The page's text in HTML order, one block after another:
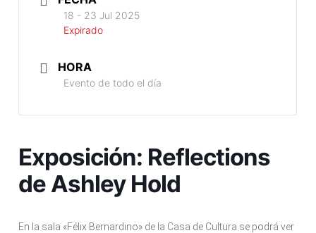
18 - 23 Jul 2025
Expirado
HORA
Evento de todo el día
Exposición: Reflections
de Ashley Hold
En la sala «Félix Bernardino» de la Casa de Cultura se podrá ver